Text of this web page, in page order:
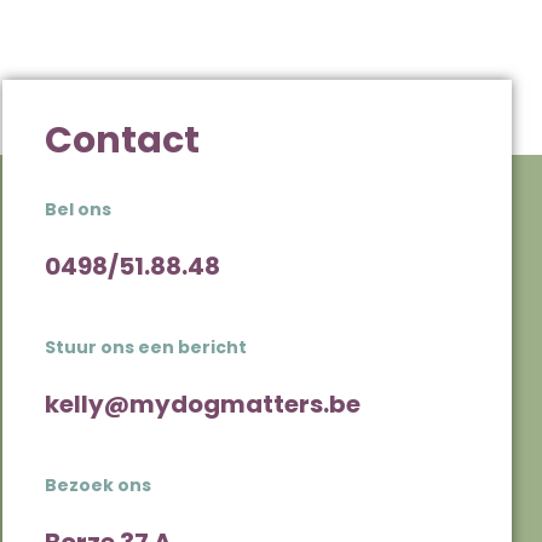
Contact
Bel ons
0498/51.88.48
Stuur ons een bericht
kelly@mydogmatters.be
Bezoek ons